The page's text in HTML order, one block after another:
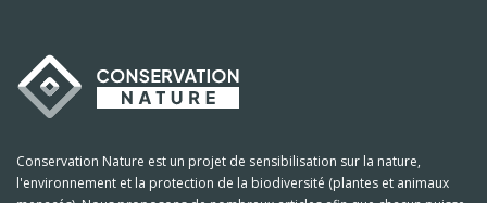
Conservation Nature est un projet de sensibilisation sur la nature,
l'environnement et la protection de la biodiversité (plantes et animaux